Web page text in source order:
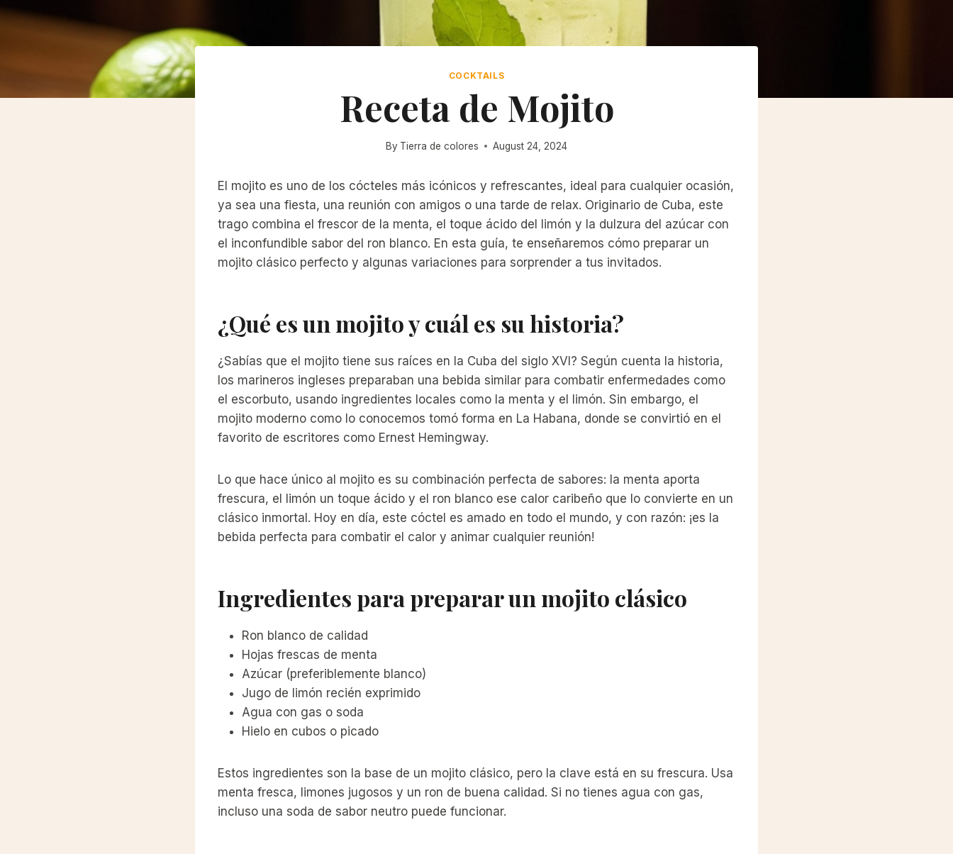
COCKTAILS
Receta de Mojito
By Tierra de colores August 24, 2024
El mojito es uno de los cócteles más icónicos y refrescantes, ideal para cualquier ocasión,
ya sea una fiesta, una reunión con amigos o una tarde de relax. Originario de Cuba, este
trago combina el frescor de la menta, el toque ácido del limón y la dulzura del azúcar con
el inconfundible sabor del ron blanco. En esta guía, te enseñaremos cómo preparar un
mojito clásico perfecto y algunas variaciones para sorprender a tus invitados.
¿Qué es un mojito y cuál es su historia?
¿Sabías que el mojito tiene sus raíces en la Cuba del siglo XVI? Según cuenta la historia,
los marineros ingleses preparaban una bebida similar para combatir enfermedades como
el escorbuto, usando ingredientes locales como la menta y el limón. Sin embargo, el
mojito moderno como lo conocemos tomó forma en La Habana, donde se convirtió en el
favorito de escritores como Ernest Hemingway.
Lo que hace único al mojito es su combinación perfecta de sabores: la menta aporta
frescura, el limón un toque ácido y el ron blanco ese calor caribeño que lo convierte en un
clásico inmortal. Hoy en día, este cóctel es amado en todo el mundo, y con razón: ¡es la
bebida perfecta para combatir el calor y animar cualquier reunión!
Ingredientes para preparar un mojito clásico
Ron blanco de calidad
Hojas frescas de menta
Azúcar (preferiblemente blanco)
Jugo de limón recién exprimido
Agua con gas o soda
Hielo en cubos o picado
Estos ingredientes son la base de un mojito clásico, pero la clave está en su frescura. Usa
menta fresca, limones jugosos y un ron de buena calidad. Si no tienes agua con gas,
incluso una soda de sabor neutro puede funcionar.